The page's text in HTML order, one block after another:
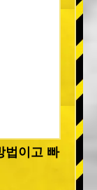
법이고 빠